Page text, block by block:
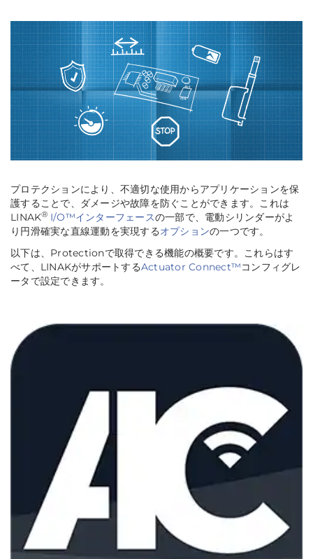
プロテクションにより、不適切な使用からアプリケーションを保
護することで、ダメージや故障を防ぐことができます。これは
LINAK® I/O™インターフェースの一部で、電動シリンダーがよ
り円滑確実な直線運動を実現するオプションの一つです。
以下は、Protectionで取得できる機能の概要です。これらはす
べて、LINAKがサポートするActuator Connect™コンフィグレ
ータで設定できます。